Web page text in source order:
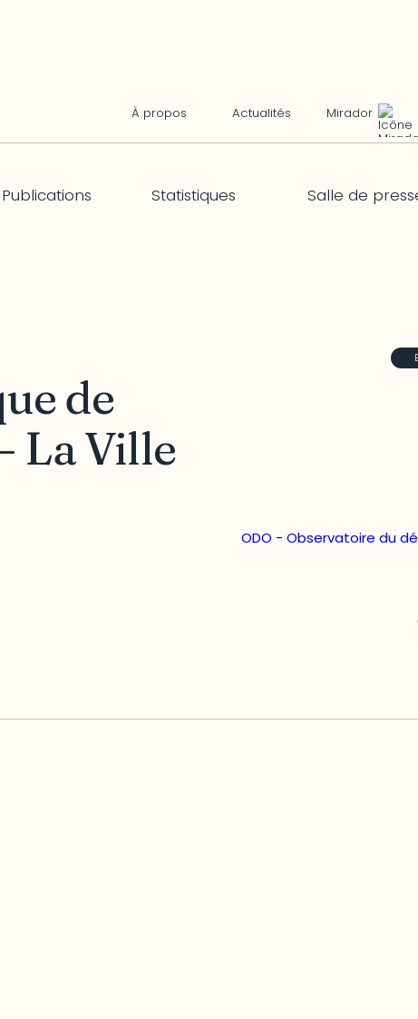
À propos Actualités Mirador
Publications Statistiques Salle de
de
La Ville
ODO - Observatoire du